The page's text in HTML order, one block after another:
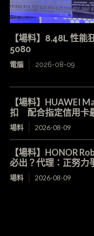
【場料】8.48L 性能
5080
電腦 2026-08-09
【場料】HUAWEI
扣 配合指定信用卡
場料 2026-08-09
【場料】HONOR
必出？代理：正努力
場料 2026-08-09